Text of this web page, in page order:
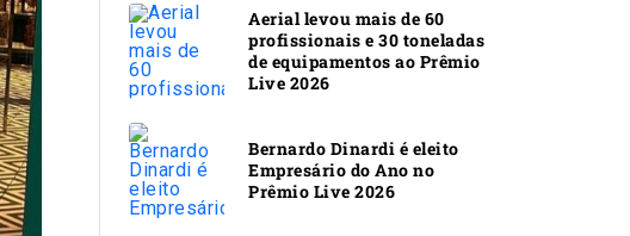
Aerial levou mais de 60
profissionais e 30 toneladas
de equipamentos ao Prêmio
Live 2026
Bernardo Dinardi é eleito
Empresário do Ano no
Prêmio Live 2026